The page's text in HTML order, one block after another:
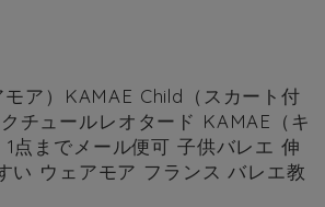
ア）KAMAE Child（スカート付
チュールレオタード KAMAE（キ
点までメール便可 子供バレエ 伸
い ウェアモア フランス バレエ教